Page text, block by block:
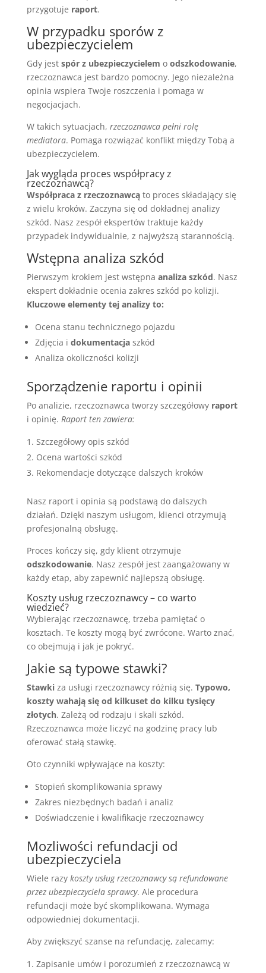
przygotuje raport.
W przypadku sporów z
ubezpieczycielem
Gdy jest spór z ubezpieczycielem o odszkodowanie,
rzeczoznawca jest bardzo pomocny. Jego niezależna
opinia wspiera Twoje roszczenia i pomaga w
negocjacjach.
W takich sytuacjach, rzeczoznawca pełni rolę
mediatora. Pomaga rozwiązać konflikt między Tobą a
ubezpieczycielem.
Jak wygląda proces współpracy z
rzeczoznawcą?
Współpraca z rzeczoznawcąto proces składający się
z wielu kroków. Zaczyna się od dokładnej analizy
szkód. Nasz zespół ekspertów traktuje każdy
przypadek indywidualnie, z najwyższą starannością.
Wstępna analiza szkód
Pierwszym krokiem jest wstępna analiza szkód. Nasz
ekspert dokładnie ocenia zakres szkód po kolizji.
Kluczowe elementy tej analizy to:
Ocena stanu technicznego pojazdu
Zdjęcia i dokumentacjaszkód
Analiza okoliczności kolizji
Sporządzenie raportu i opinii
Po analizie, rzeczoznawca tworzy szczegółowy raport
i opinię. Raport ten zawiera:
Szczegółowy opis szkód
Ocena wartości szkód
Rekomendacje dotyczące dalszych kroków
Nasz raport i opinia są podstawą do dalszych
działań. Dzięki naszym usługom, klienci otrzymują
profesjonalną obsługę.
Proces kończy się, gdy klient otrzymuje
odszkodowanie. Nasz zespół jest zaangażowany w
każdy etap, aby zapewnić najlepszą obsługę.
Koszty usług rzeczoznawcy – co warto
wiedzieć?
Wybierając rzeczoznawcę, trzeba pamiętać o
kosztach. Te koszty mogą być zwrócone. Warto znać,
co obejmują i jak je pokryć.
Jakie są typowe stawki?
Stawkiza usługi rzeczoznawcy różnią się. Typowo,
koszty wahają się od kilkuset do kilku tysięcy
złotych. Zależą od rodzaju i skali szkód.
Rzeczoznawca może liczyć na godzinę pracy lub
oferować stałą stawkę.
Oto czynniki wpływające na koszty:
Stopień skomplikowania sprawy
Zakres niezbędnych badań i analiz
Doświadczenie i kwalifikacje rzeczoznawcy
Mozliwości refundacji od
ubezpieczyciela
Wiele razy koszty usług rzeczoznawcy są refundowane
przez ubezpieczyciela sprawcy. Ale procedura
refundacji może być skomplikowana. Wymaga
odpowiedniej dokumentacji.
Aby zwiększyć szanse na refundację, zalecamy:
Zapisanie umów i porozumień z rzeczoznawcą w